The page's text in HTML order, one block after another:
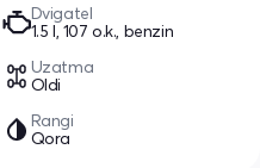
Dvigatel
1.5 l, 107 o.k., benzin
Uzatma
Oldi
Rangi
Qora